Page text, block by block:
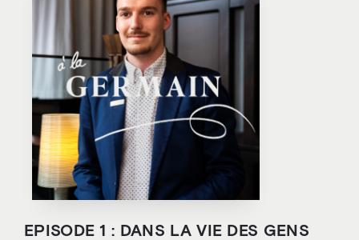
EPISODE 1 : DANS LA VIE DES GENS